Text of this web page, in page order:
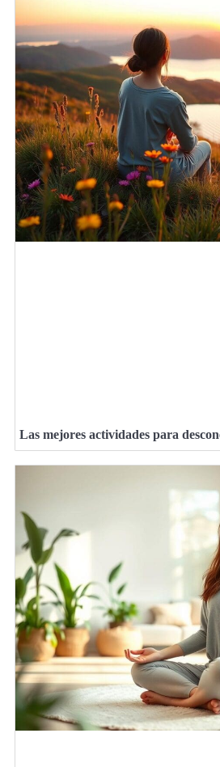
Las mejores actividades para